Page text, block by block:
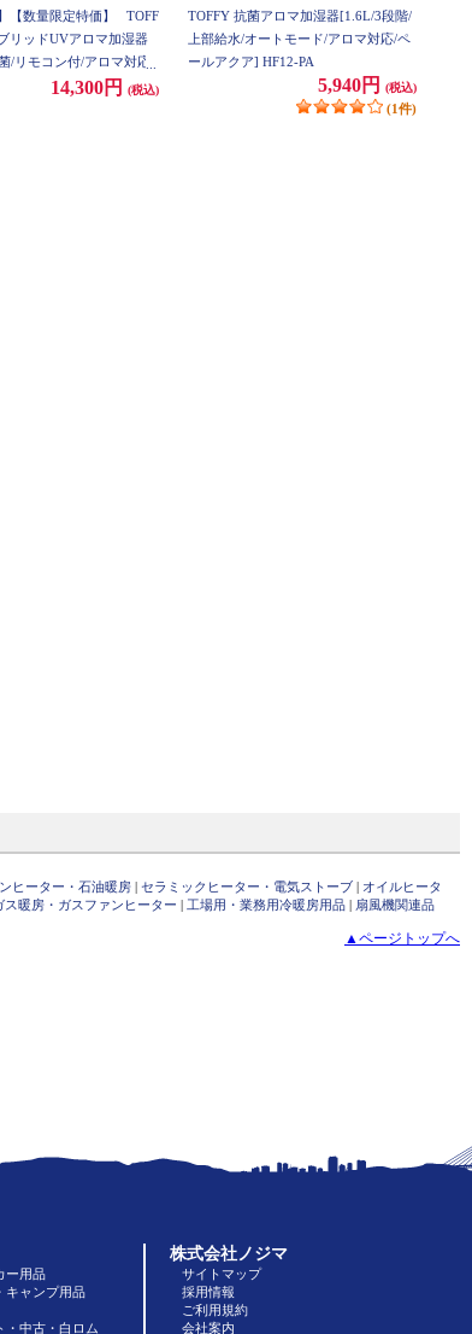
【数量限定特価】
TOFF
リッドUVアロマ加湿器
/リモコン付/アロマ対応/
ト] HF09-PW14,300円 (税込)
TOFFY 抗菌アロマ加湿器[1.6L/3段階/
上部給水/オートモード/アロマ対応/ペ
ールアクア] HF12-PA
5,940円 (税込)
(1件)
ヒーター・石油暖房 | セラミックヒーター・電気ストーブ | オイルヒータ
ス暖房・ガスファンヒーター | 工場用・業務用冷暖房用品 | 扇風機関連品
▲ページトップへ
ー用品
キャンプ用品
・中古・白ロム
株式会社ノジマ
サイトマップ
採用情報
ご利用規約
会社案内